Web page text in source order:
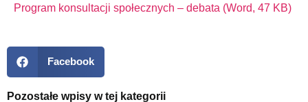
Program konsultacji społecznych – debata (Word, 47 KB)
Facebook
Pozostałe wpisy w tej kategorii